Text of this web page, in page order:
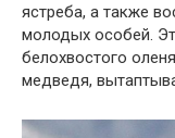
ястреба, а также
молодых особей.
белохвостого
медведя,